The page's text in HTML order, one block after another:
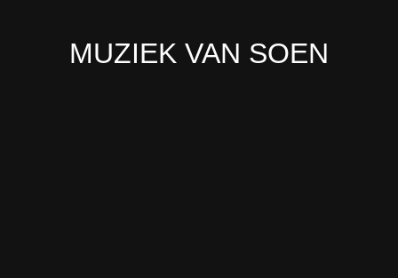
MUZIEK VAN SOEN